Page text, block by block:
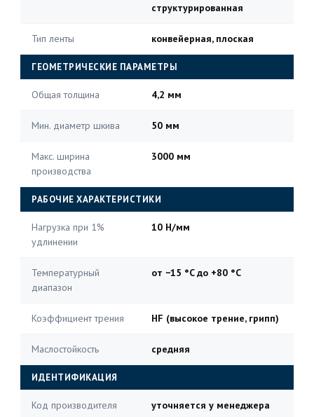
структурированная
Тип ленты конвейерная, плоская
ГЕОМЕТРИЧЕСКИЕ ПАРАМЕТРЫ
Общая толщина 4,2 мм
Мин. диаметр шкива 50 мм
Макс. ширина
производства
3000 мм
РАБОЧИЕ ХАРАКТЕРИСТИКИ
Нагрузка при 1%
удлинении
10 Н/мм
Температурный
диапазон
от −15 °C до +80 °C
Коэффициент трения HF (высокое трение, грипп)
Маслостойкость средняя
ИДЕНТИФИКАЦИЯ
Код производителя уточняется у менеджера